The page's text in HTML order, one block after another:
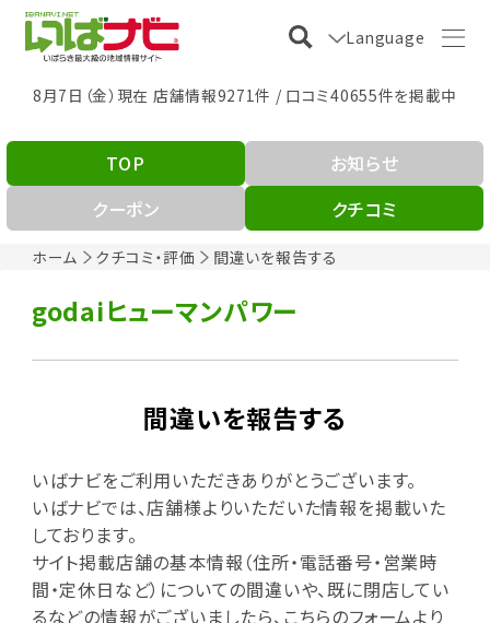
Language
8月7日（金）現在 店舗情報9271件 / 口コミ40655件を掲載中
ホーム クチコミ・評価 間違いを報告する
TOP
お知らせ
クーポン
クチコミ
godaiヒューマンパワー
間違いを報告する
いばナビをご利用いただきありがとうございます。
いばナビでは、店舗様よりいただいた情報を掲載いた
しております。
サイト掲載店舗の基本情報（住所・電話番号・営業時
間・定休日など）についての間違いや、既に閉店してい
るなどの情報がございましたら、こちらのフォームより